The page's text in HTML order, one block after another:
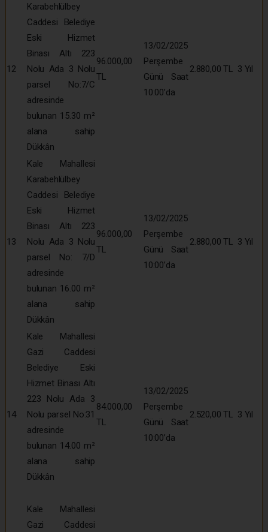
12
Karabehlülbey
Caddesi Belediye
Eski Hizmet
Binası Altı 223
Nolu Ada 3 Nolu
parsel No:7/C
adresinde
bulunan 15.30 m²
alana sahip
Dükkân
96.000,00
TL
13/02/2025
Perşembe
Günü Saat
10:00’da
2.880,00 TL 3 Yıl
13
Kale Mahallesi
Karabehlülbey
Caddesi Belediye
Eski Hizmet
Binası Altı 223
Nolu Ada 3 Nolu
parsel No: 7/D
adresinde
bulunan 16.00 m²
alana sahip
Dükkân
96.000,00
TL
13/02/2025
Perşembe
Günü Saat
10:00’da
2.880,00 TL 3 Yıl
14
Kale Mahallesi
Gazi Caddesi
Belediye Eski
Hizmet Binası Altı
223 Nolu Ada 3
Nolu parsel No:31
adresinde
bulunan 14.00 m²
alana sahip
Dükkân
84.000,00
TL
13/02/2025
Perşembe
Günü Saat
10:00’da
2.520,00 TL 3 Yıl
Kale Mahallesi
Gazi Caddesi